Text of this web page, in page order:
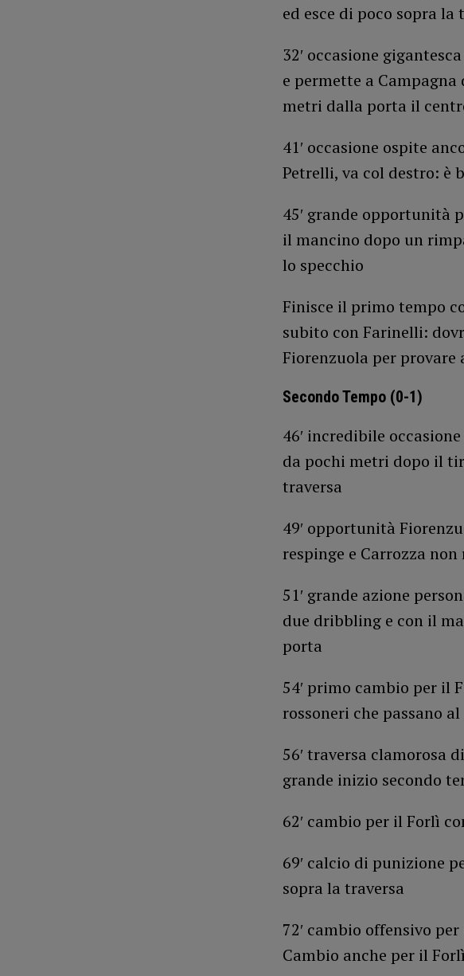
ed esce di poco sopra la
32′ occasione
e permette a
metri dalla porta il
41′ occasione ospite
Petrelli, va col destro: è
45′ grande opportunità
il mancino dopo un
lo specchio
Finisce il primo tempo
subito con Farinelli:
Fiorenzuola per
Secondo Tempo (0-1)
46′ incredibile
da pochi metri dopo il
traversa
49′ opportunità
respinge e Carrozza
51′ grande azione
due dribbling e con il
porta
54′ primo cambio per il
rossoneri che passano
56′ traversa clamorosa
grande inizio secondo
62′ cambio per il Forlì
69′ calcio di punizione
sopra la traversa
72′ cambio offensivo
Cambio anche per il